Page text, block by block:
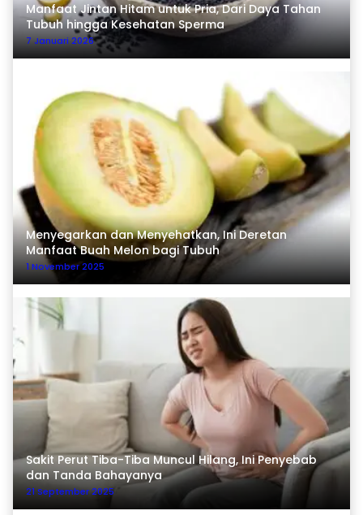
Manfaat Jintan Hitam untuk Pria, Dari Daya Tahan
Tubuh hingga Kesehatan Sperma
7 Januari 2026
Menyegarkan dan Menyehatkan, Ini Deretan
Manfaat Buah Melon bagi Tubuh
1 November 2025
Sakit Perut Tiba-Tiba Muncul Hilang, Ini Penyebab
dan Tanda Bahayanya
21 September 2025